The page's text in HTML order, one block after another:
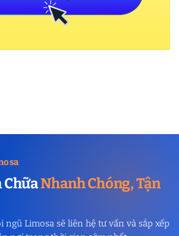
ChữaNhanh Chóng, Tận
Limosa sẽ liên hệ tư vấn và sắp xếp